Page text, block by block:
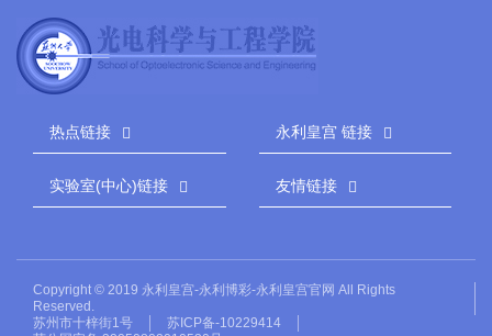
热点链接 永利皇宫 链接
实验室(中心)链接 友情链接
Copyright © 2019 永利皇宫-永利博彩-永利皇宫官网 All Rights
Reserved.
苏州市十梓街1号
苏ICP备-10229414